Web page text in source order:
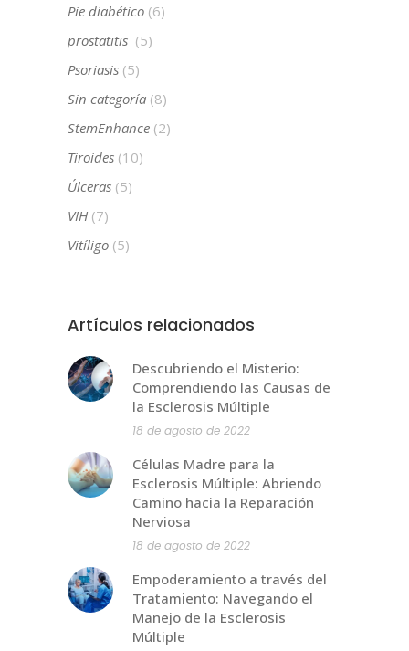
Pie diabético (6)
prostatitis (5)
Psoriasis (5)
Sin categoría (8)
StemEnhance (2)
Tiroides (10)
Úlceras (5)
VIH (7)
Vitíligo (5)
Artículos relacionados
Descubriendo el Misterio:
Comprendiendo las Causas de
la Esclerosis Múltiple
18 de agosto de 2022
Células Madre para la
Esclerosis Múltiple: Abriendo
Camino hacia la Reparación
Nerviosa
18 de agosto de 2022
Empoderamiento a través del
Tratamiento: Navegando el
Manejo de la Esclerosis
Múltiple